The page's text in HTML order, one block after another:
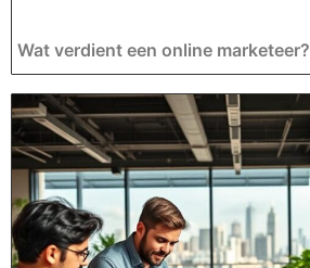
Wat verdient een online marketeer?